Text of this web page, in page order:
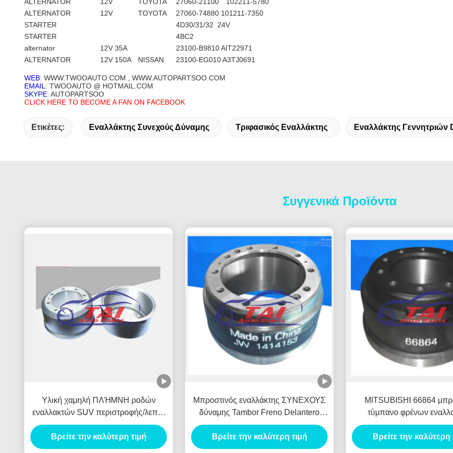
ALTERNATOR
12V TOYOTA
27060-74880 101211-7350
STARTER
4D30/31/32 24V
STARTER
4BC2
alternator
12V 35A
23100-B9810 AIT22971
ALTERNATOR
12V 150A NISSAN 23100-EG010 A3TJ0691
WEB: WWW.TWOOAUTO.COM , WWW.AUTOPARTSOO.COM
EMAIL : TWOOAUTO @ HOTMAIL.COM
SKYPE: AUTOPARTSOO
CLICK HERE TO BECOME A FAN ON FACEBOOK
Ετικέτες: Εναλλάκτης Συνεχούς Δύναμης Τριφασικός Εναλλάκτης Εναλλάκτης Γεννητριών
Συγγενικά Προϊόντα
Υλική χαμηλή ΠΛΉΜΝΗ ροδών
εναλλακτών SUV περιστροφής/λεπτό
χάλυβα ανθεκτική για
BENZ/HYUNADI
Βρείτε την καλύτερη τιμή
Μπροστινός εναλλάκτης ΣΥΝΕΧΟΥΣ
δύναμης Tambor Freno Delantero
τυμπάνων φρένων ΓΙΑ τη
MITSUBISHI 1414153
Βρείτε την καλύτερη τιμή
MITSUBISHI 66864
τύμπανο φρένων
γεννητριών αυτοκινήτων
Freno Delantero
Βρείτε την καλύτερη